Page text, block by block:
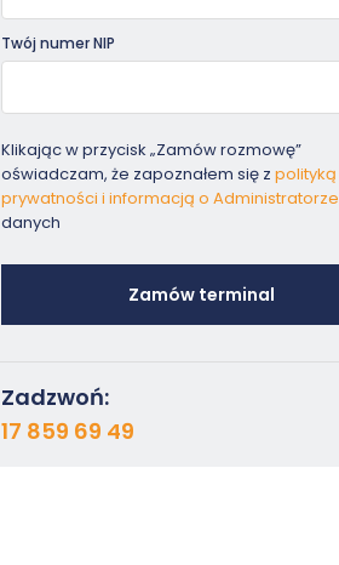
Twój numer NIP
Klikając w przycisk „Zamów rozmowę”
oświadczam, że zapoznałem się z polityką
prywatności i informacją o Administratorze
danych
Zamów terminal
Zadzwoń:
17 859 69 49